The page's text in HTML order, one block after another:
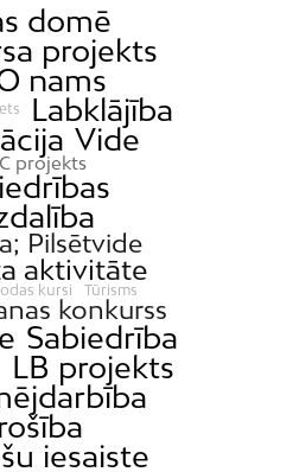
domē
projekts
nams
Labklājība
Vide
projekts
Pilsētvide
aktivitāte
kursi Tūrisms
konkurss
Sabiedrība
LB projekts
iesaiste